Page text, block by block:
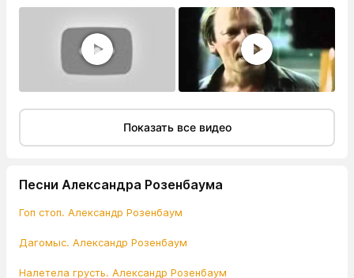
Показать все видео
Песни Александра Розенбаума
Гоп стоп. Александр Розенбаум
Дагомыс. Александр Розенбаум
Налетела грусть. Александр Розенбаум